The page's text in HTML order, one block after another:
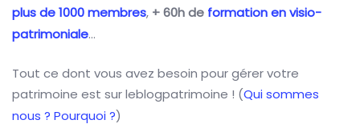
plus de 1000 membres, + 60h de formation en visio-
patrimoniale…
Tout ce dont vous avez besoin pour gérer votre
patrimoine est sur leblogpatrimoine ! (Qui sommes
nous ? Pourquoi ?)